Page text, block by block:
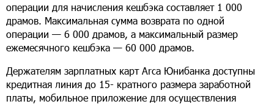
операции для начисления кешбэка составляет 1 000
драмов. Максимальная сумма возврата по одной
операции — 6 000 драмов, а максимальный размер
ежемесячного кешбэка — 60 000 драмов.
Держателям зарплатных карт Arca Юнибанка доступны
кредитная линия до 15- кратного размера заработной
платы, мобильное приложение для осуществления